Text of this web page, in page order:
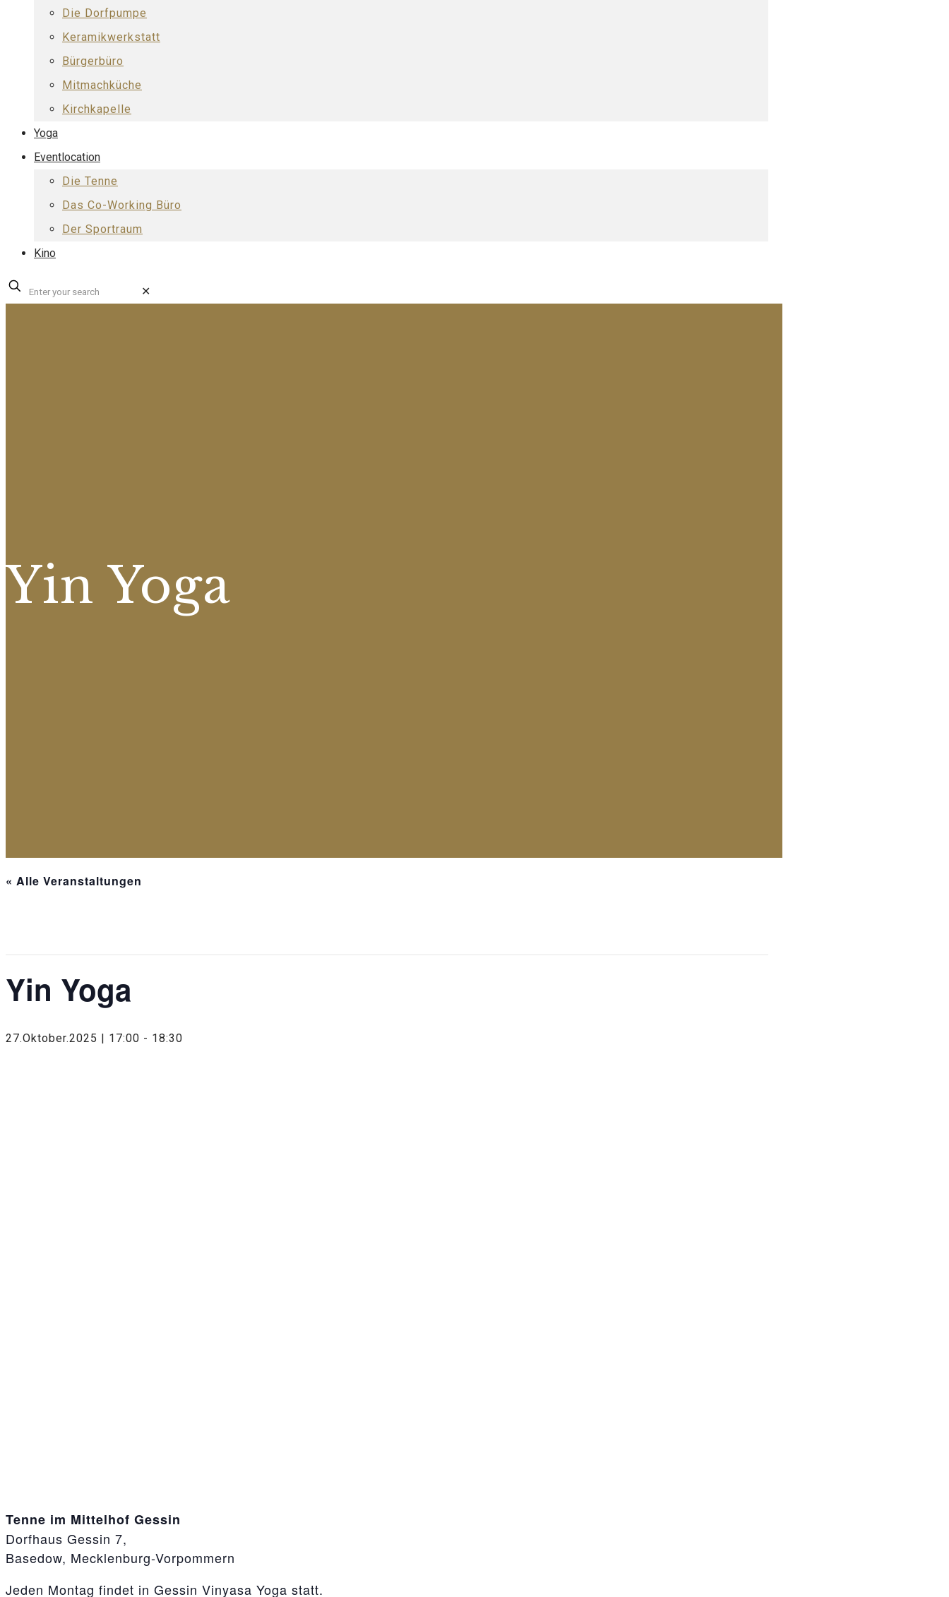
Die Dorfpumpe
Keramikwerkstatt
Bürgerbüro
Mitmachküche
Kirchkapelle
Yoga
Eventlocation
Die Tenne
Das Co-Working Büro
Der Sportraum
Kino
✕
Yin Yoga
« Alle Veranstaltungen
Yin Yoga
27.Oktober.2025 | 17:00 - 18:30
Tenne im Mittelhof Gessin
Dorfhaus Gessin 7,
Basedow, Mecklenburg-Vorpommern
Jeden Montag findet in Gessin Vinyasa Yoga statt.